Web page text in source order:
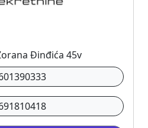
Đinđića 45v